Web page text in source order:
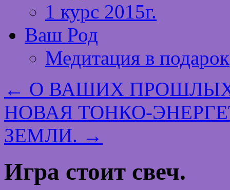
1 курс 2015г.
Ваш Род
Медитация в подарок
← О ВАШИХ
НОВАЯ ТОНКО-
ЗЕМЛИ. →
Игра стоит свеч.